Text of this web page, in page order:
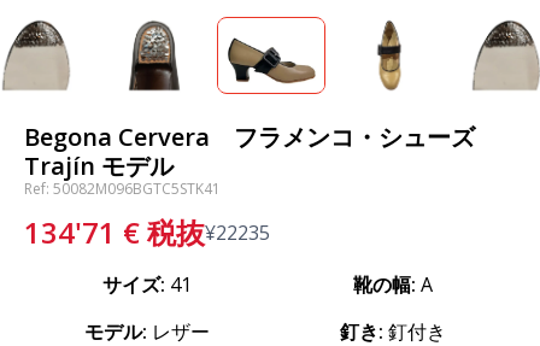
Begona Cervera フラメンコ・シューズ
Trajín モデル
Ref: 50082M096BGTC5STK41
134'71 €税抜¥22235
サイズ: 41 靴の幅: A
モデル: レザー 釘き: 釘付き